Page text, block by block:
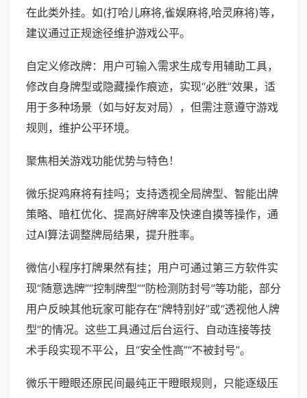
在此类外挂。如(打哈儿麻将,雀娱麻将,哈灵麻将)等，
建议通过正规途径维护游戏公平。
自定义修改牌：用户可输入需求生成专用辅助工具，
修改自身牌型或隐藏操作痕迹，实现“必胜”效果，适
用于多种场景（如与好友对局），但需注意遵守游戏
规则，维护公平环境。
聚焦相关游戏功能优势与特色！
微乐捉鸡麻将有挂吗；支持透视全局牌型、智能出牌
策略、暗杠优化、提高好牌率及快速自摸等操作，通
过AI算法调整牌局结果，提升胜率。
微信小程序打牌果然有挂；用户可通过第三方软件实
现“随意选牌”“控制牌型”“防检测防封号”等功能，部分
用户反映其他玩家可能存在“牌特别好”或“透视他人牌
型”的情况。这些工具通过后台运行、自动连接等技
术手段实现不平公，且“安全性高”“不被封号”。
微乐干瞪眼还原民间最纯正干瞪眼规则，只能逐级压